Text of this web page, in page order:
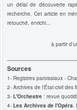
un délai de découverte
recherche. Cet article en
retouché, enrichi...
à partir
Sources
1- Registres paroissiaux -
2- Archives de l'État-civil des
3- L'Orchestre : revue
4- Les Archives de l'Opéra.